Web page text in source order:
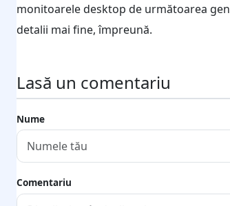
monitoarele desktop de următoarea
detalii mai fine, împreună.
Lasă un comentariu
Nume
Comentariu